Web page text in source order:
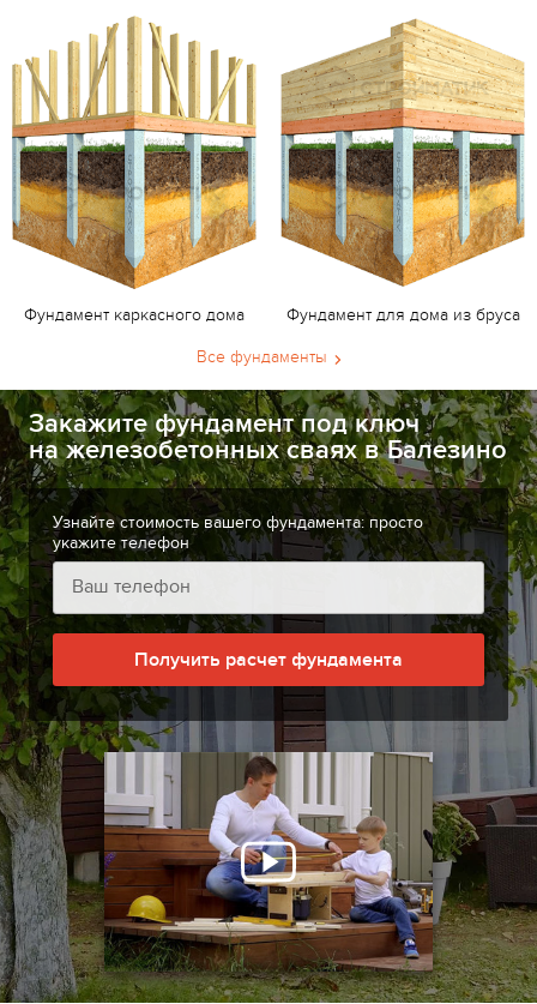
Фундамент каркасного дома Фундамент для дома из бруса
Все фундаменты
Закажите фундамент под ключ
на железобетонных сваях в Балезино
Узнайте стоимость вашего фундамента: просто
укажите телефон
Получить расчет фундамента